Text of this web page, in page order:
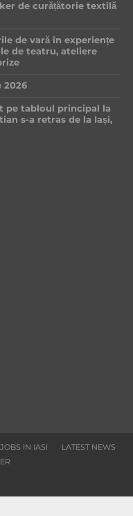
de curățătorie textilă
de vară în experiențe
de teatru, ateliere
2026
pe tabloul principal la
s-a retras de la Iași,
JOBS IN IASI
LATEST NEWS